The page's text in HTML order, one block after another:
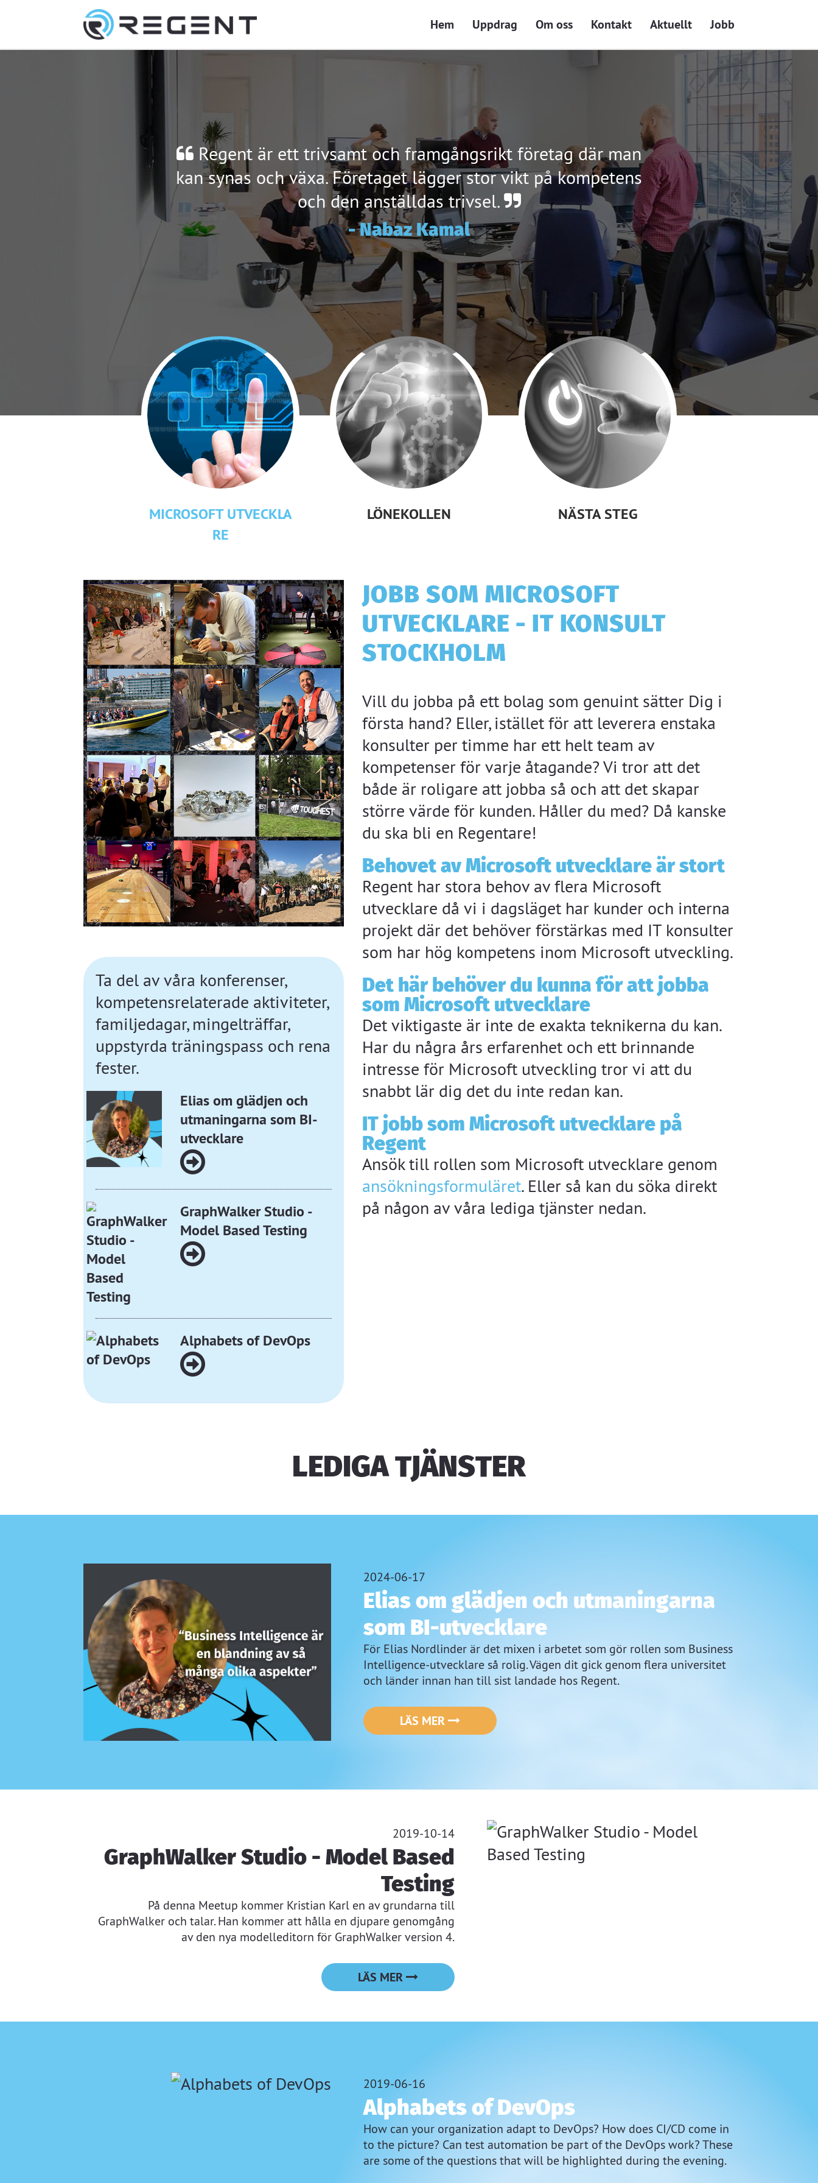
Hem Uppdrag Om oss Kontakt Aktuellt Jobb
Regent är ett trivsamt och framgångsrikt företag där man
kan synas och växa. Företaget lägger stor vikt på kompetens
och den anställdas trivsel.
Nabaz Kamal
MICROSOFT UTVECKLA
RE
LÖNEKOLLEN NÄSTA STEG
JOBB SOM MICROSOFT
UTVECKLARE - IT KONSULT
STOCKHOLM
Vill du jobba på ett bolag som genuint sätter Dig i
första hand? Eller, istället för att leverera enstaka
konsulter per timme har ett helt team av
kompetenser för varje åtagande? Vi tror att det
både är roligare att jobba så och att det skapar
större värde för kunden. Håller du med? Då kanske
du ska bli en Regentare!
Behovet av Microsoft utvecklare är stort
Regent har stora behov av flera Microsoft
utvecklare då vi i dagsläget har kunder och interna
projekt där det behöver förstärkas med IT konsulter
som har hög kompetens inom Microsoft utveckling.
Det här behöver du kunna för att jobba
som Microsoft utvecklare
Det viktigaste är inte de exakta teknikerna du kan.
Har du några års erfarenhet och ett brinnande
intresse för Microsoft utveckling tror vi att du
snabbt lär dig det du inte redan kan.
IT jobb som Microsoft utvecklare på
Regent
Ansök till rollen som Microsoft utvecklare genom
ansökningsformuläret. Eller så kan du söka direkt
på någon av våra lediga tjänster nedan.
Ta del av våra konferenser,
kompetensrelaterade aktiviteter,
familjedagar, mingelträffar,
uppstyrda träningspass och rena
fester.
Elias om glädjen och
utmaningarna som BI-
utvecklare
GraphWalker Studio -
Model Based Testing
Alphabets of DevOps
LEDIGA TJÄNSTER
2024-06-17
Elias om glädjen och utmaningarna
som BI-utvecklare
För Elias Nordlinder är det mixen i arbetet som gör rollen som Business
Intelligence-utvecklare så rolig. Vägen dit gick genom flera universitet
och länder innan han till sist landade hos Regent.
LÄS MER
2019-10-14
GraphWalker Studio - Model Based
Testing
På denna Meetup kommer Kristian Karl en av grundarna till
GraphWalker och talar. Han kommer att hålla en djupare genomgång
av den nya modelleditorn för GraphWalker version 4.
LÄS MER
2019-06-16
Alphabets of DevOps
How can your organization adapt to DevOps? How does CI/CD come in
to the picture? Can test automation be part of the DevOps work? These
are some of the questions that will be highlighted during the evening.